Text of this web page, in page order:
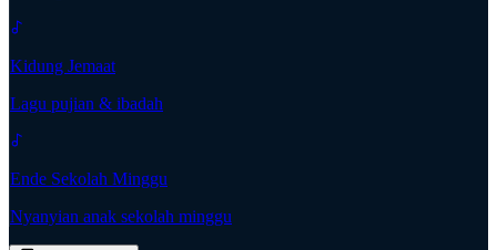
Kidung Jemaat
Lagu pujian & ibadah
Ende Sekolah Minggu
Nyanyian anak sekolah minggu